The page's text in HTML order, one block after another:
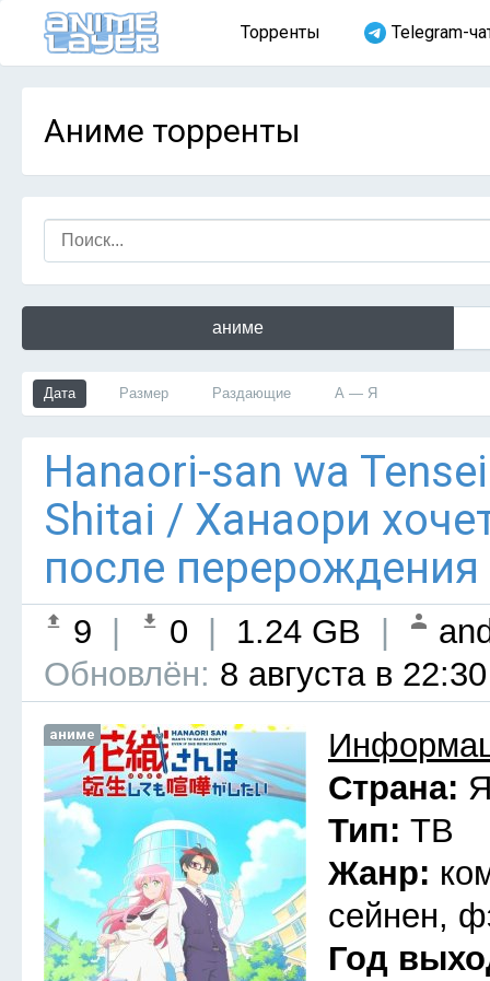
Торренты Telegram-
Аниме торренты
аниме
Дата Размер Раздающие А — Я
Hanaori-san wa
Shitai / Ханаори
после
9 0 1.24 GB
Обновлён: 8 августа в 22:30
аниме
Страна:
Тип: ТВ
Жанр:
сейнен,
Год